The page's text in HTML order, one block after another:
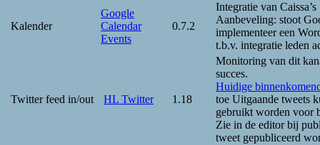
Kalender
Google
Calendar
Events
0.7.2
Integratie van
Aanbeveling: stoot
implementeer een
t.b.v. integratie leden
Twitter feed in/out HL Twitter 1.18
Monitoring van dit
succes.
Huidige
toe Uitgaande tweets
gebruikt worden voor
Zie in de editor bij
tweet gepubliceerd